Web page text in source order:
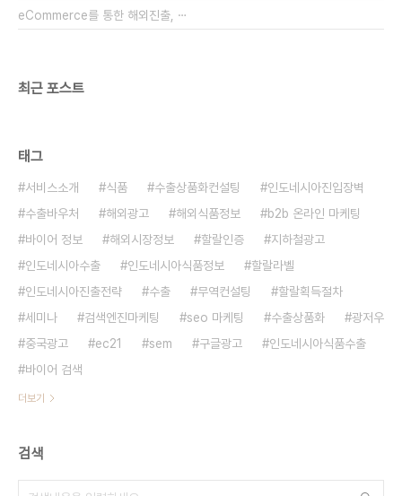
eCommerce를 통한 해외진출, ⋯
최근 포스트
태그
서비스소개 식품 수출상품화컨설팅
인도네시아진입장벽
수출바우처
해외광고 해외식품정보
b2b 온라인 마케팅
바이어 정보
해외시장정보 할랄인증
지하철광고
인도네시아수출
인도네시아식품정보
할랄라벨
인도네시아진출전략
수출 무역컨설팅
할랄획득절차
세미나
검색엔진마케팅 seo 마케팅 수출상품화
광저우
중국광고
ec21 sem 구글광고
인도네시아식품수출
바이어 검색
더보기
검색